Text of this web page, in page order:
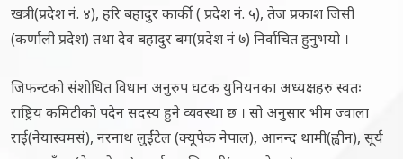
खत्री(प्रदेश नं. ४), हरि बहादुर कार्की ( प्रदेश नं. ५), तेज प्रकाश जिसी
(कर्णाली प्रदेश) तथा देव बहादुर बम(प्रदेश नं ७) निर्वाचित हुनुभयो ।
जिफन्टको संशोधित विधान अनुरुप घटक युनियनका अध्यक्षहरु स्वतः
राष्ट्रिय कमिटीको पदेन सदस्य हुने व्यवस्था छ । सो अनुसार भीम ज्वाला
राई(नेयास्वमसं), नरनाथ लुईंटेल (क्यूपेक नेपाल), आनन्द थामी(ह्वीन), सूर्य